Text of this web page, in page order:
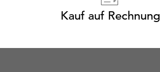
Kauf auf Rechnung